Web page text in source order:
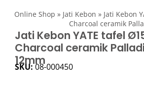
Dining
Lounge
Online Shop » Jati Kebon » Jati Kebon
Charcoal ceramik
Jati Kebon YATE tafel
Charcoal ceramik
12mm
SKU:08-000450